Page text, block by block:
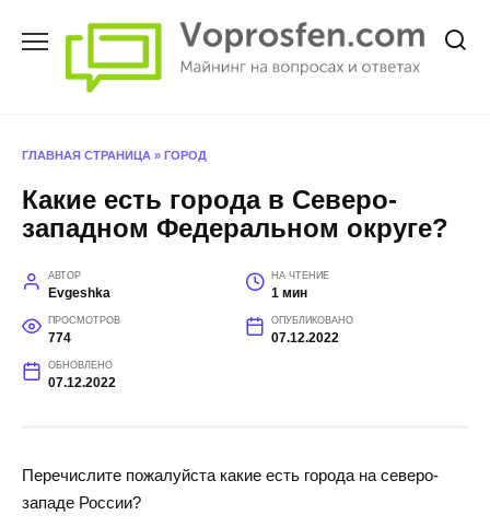
ГЛАВНАЯ СТРАНИЦА » ГОРОД
Какие есть города в Северо-
западном Федеральном округе?
АВТОР
Evgeshka
НА ЧТЕНИЕ
1 мин
ПРОСМОТРОВ
774
ОПУБЛИКОВАНО
07.12.2022
ОБНОВЛЕНО
07.12.2022
Перечислите пожалуйста какие есть города на северо-
западе России?